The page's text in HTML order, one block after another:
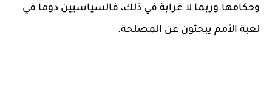
وحكامها.وربما لا غرابة في ذلك، فالسياسيين دوما في
لعبة الأمم يبحثون عن المصلحة.